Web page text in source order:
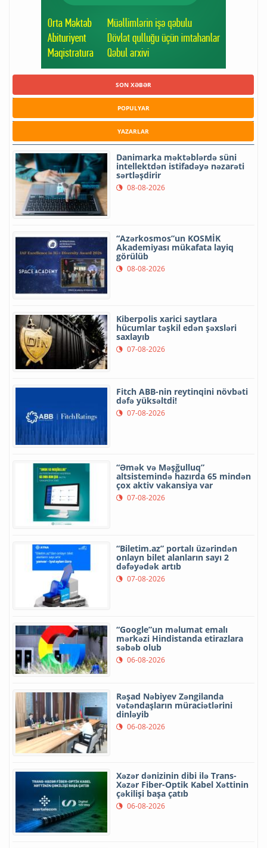
SON XƏBƏR
POPULYAR
YAZARLAR
Danimarka məktəblərdə süni
intellektdən istifadəyə nəzarəti
sərtləşdirir
08-08-2026
“Azərkosmos”un KOSMİK
Akademiyası mükafata layiq
görülüb
08-08-2026
Kiberpolis xarici saytlara
hücumlar təşkil edən şəxsləri
saxlayıb
07-08-2026
Fitch ABB-nin reytinqini növbəti
dəfə yüksəltdi!
07-08-2026
“Əmək və Məşğulluq”
altsistemində hazırda 65 mindən
çox aktiv vakansiya var
07-08-2026
“Biletim.az” portalı üzərindən
onlayn bilet alanların sayı 2
dəfəyədək artıb
07-08-2026
“Google”un məlumat emalı
mərkəzi Hindistanda etirazlara
səbəb olub
06-08-2026
Rəşad Nəbiyev Zəngilanda
vətəndaşların müraciətlərini
dinləyib
06-08-2026
Xəzər dənizinin dibi ilə Trans-
Xəzər Fiber-Optik Kabel Xəttinin
çəkilişi başa çatıb
06-08-2026